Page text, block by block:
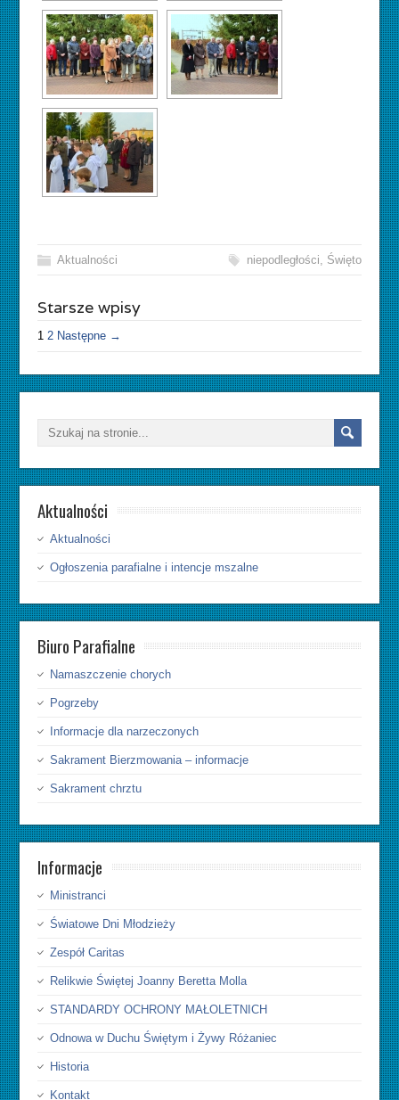
Aktualności niepodległości, Święto
Starsze wpisy
1 2 Następne →
Aktualności
Aktualności
Ogłoszenia parafialne i intencje mszalne
Biuro Parafialne
Namaszczenie chorych
Pogrzeby
Informacje dla narzeczonych
Sakrament Bierzmowania – informacje
Sakrament chrztu
Informacje
Ministranci
Światowe Dni Młodzieży
Zespół Caritas
Relikwie Świętej Joanny Beretta Molla
STANDARDY OCHRONY MAŁOLETNICH
Odnowa w Duchu Świętym i Żywy Różaniec
Historia
Kontakt